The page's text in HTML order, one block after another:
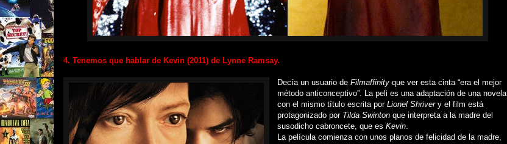
4. Tenemos que hablar de Kevin (2011) de Lynne Ramsay.
Decía un usuario de Filmaffinity que ver esta cinta “era el mejor
método anticonceptivo”. La peli es una adaptación de una novela
con el mismo título escrita por Lionel Shriver y el film está
protagonizado por Tilda Swinton que interpreta a la madre del
susodicho cabroncete, que es Kevin.
La película comienza con unos planos de felicidad de la madre,